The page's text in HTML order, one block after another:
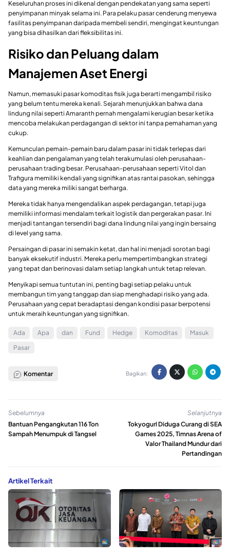
Keseluruhan proses ini dikenal dengan pendekatan yang sama seperti
penyimpanan minyak selama ini. Para pelaku pasar cenderung menyewa
fasilitas penyimpanan daripada membeli sendiri, mengingat keuntungan
yang bisa dihasilkan dari fleksibilitas ini.
Risiko dan Peluang dalam
Manajemen Aset Energi
Namun, memasuki pasar komoditas fisik juga berarti mengambil risiko
yang belum tentu mereka kenali. Sejarah menunjukkan bahwa dana
lindung nilai seperti Amaranth pernah mengalami kerugian besar ketika
mencoba melakukan perdagangan di sektor ini tanpa pemahaman yang
cukup.
Kemunculan pemain-pemain baru dalam pasar ini tidak terlepas dari
keahlian dan pengalaman yang telah terakumulasi oleh perusahaan-
perusahaan trading besar. Perusahaan-perusahaan seperti Vitol dan
Trafigura memiliki kendali yang signifikan atas rantai pasokan, sehingga
data yang mereka miliki sangat berharga.
Mereka tidak hanya mengendalikan aspek perdagangan, tetapi juga
memiliki informasi mendalam terkait logistik dan pergerakan pasar. Ini
menjadi tantangan tersendiri bagi dana lindung nilai yang ingin bersaing
di level yang sama.
Persaingan di pasar ini semakin ketat, dan hal ini menjadi sorotan bagi
banyak eksekutif industri. Mereka perlu mempertimbangkan strategi
yang tepat dan berinovasi dalam setiap langkah untuk tetap relevan.
Menyikapi semua tuntutan ini, penting bagi setiap pelaku untuk
membangun tim yang tanggap dan siap menghadapi risiko yang ada.
Perusahaan yang cepat beradaptasi dengan kondisi pasar berpotensi
untuk meraih keuntungan yang signifikan.
Ada Apa dan Fund Hedge Komoditas
Masuk
Pasar
Komentar Bagikan:
Sebelumnya
Bantuan Pengangkutan 116 Ton
Sampah Menumpuk di Tangsel
Selanjutnya
Tokyogurl Diduga Curang di SEA
Games 2025, Timnas Arena of
Valor Thailand Mundur dari
Pertandingan
Artikel Terkait